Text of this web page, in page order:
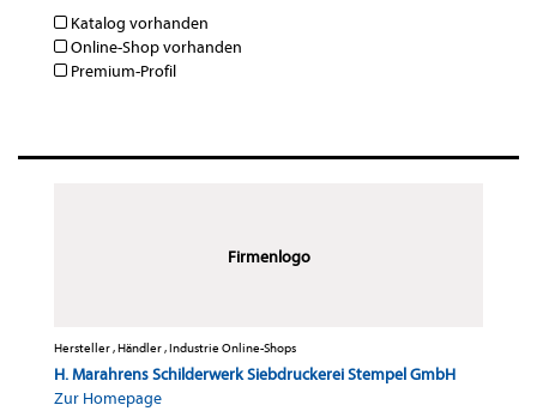
Katalog vorhanden
Online-Shop vorhanden
Premium-Profil
Firmenlogo
Hersteller , Händler , Industrie Online-Shops
H. Marahrens Schilderwerk Siebdruckerei Stempel GmbH
Zur Homepage